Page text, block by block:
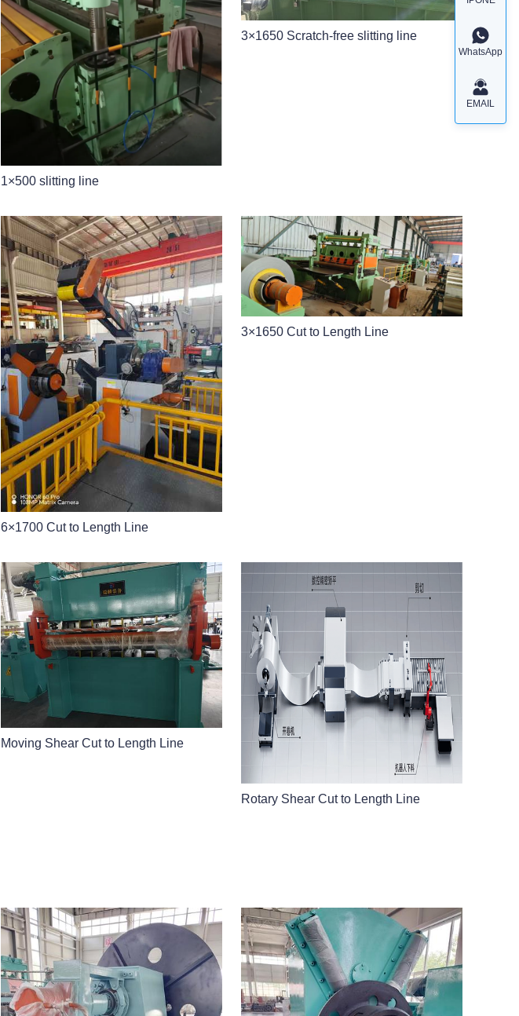
1×500 slitting line
3×1650 Scratch-free slitting line
6×1700 Cut to Length Line
3×1650 Cut to Length Line
Moving Shear Cut to Length Line
Rotary Shear Cut to Length Line
WhatsApp
EMAIL